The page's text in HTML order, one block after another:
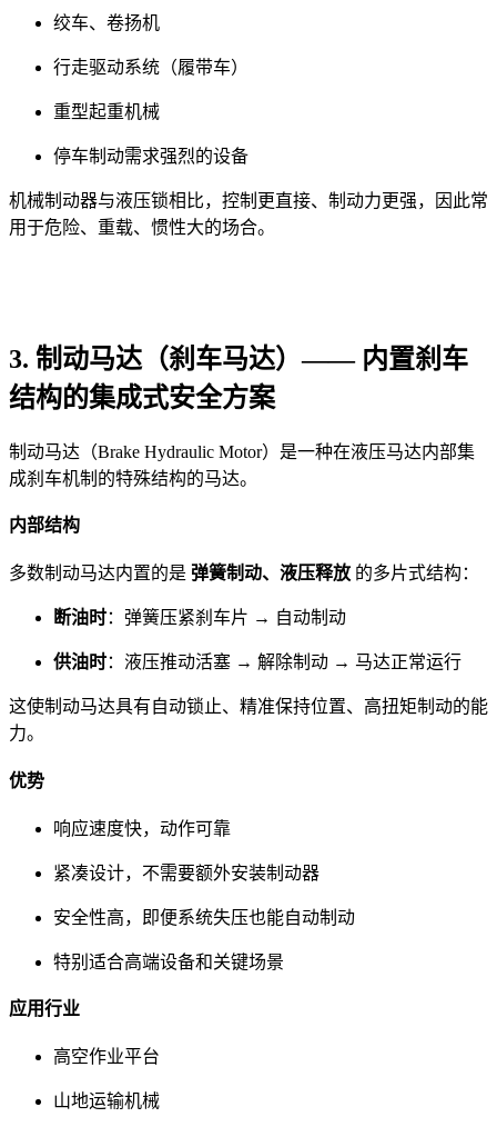
绞车、卷扬机
行走驱动系统（履带车）
重型起重机械
停车制动需求强烈的设备
机械制动器与液压锁相比，控制更直接、制动力更强，因此常
用于危险、重载、惯性大的场合。
3. 制动马达（刹车马达）—— 内置刹车
结构的集成式安全方案
制动马达（Brake Hydraulic Motor）是一种在液压马达内部集
成刹车机制的特殊结构的马达。
内部结构
多数制动马达内置的是 弹簧制动、液压释放 的多片式结构：
断油时：弹簧压紧刹车片 → 自动制动
供油时：液压推动活塞 → 解除制动 → 马达正常运行
这使制动马达具有自动锁止、精准保持位置、高扭矩制动的能
力。
优势
响应速度快，动作可靠
紧凑设计，不需要额外安装制动器
安全性高，即便系统失压也能自动制动
特别适合高端设备和关键场景
应用行业
高空作业平台
山地运输机械